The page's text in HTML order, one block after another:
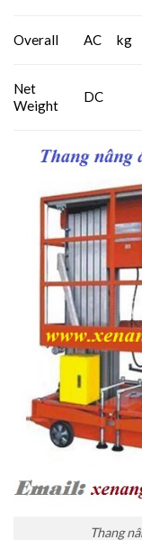
Overall AC kg
Net
Weight
DC
Thang